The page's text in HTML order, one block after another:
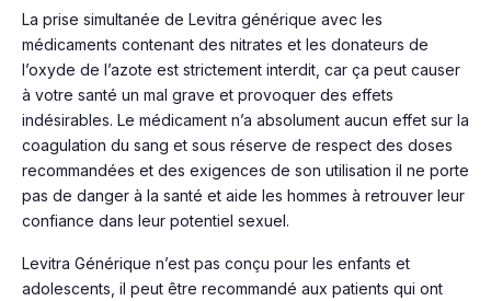
La prise simultanée de Levitra générique avec les
médicaments contenant des nitrates et les donateurs de
l’oxyde de l’azote est strictement interdit, car ça peut causer
à votre santé un mal grave et provoquer des effets
indésirables. Le médicament n’a absolument aucun effet sur la
coagulation du sang et sous réserve de respect des doses
recommandées et des exigences de son utilisation il ne porte
pas de danger à la santé et aide les hommes à retrouver leur
confiance dans leur potentiel sexuel.
Levitra Générique n’est pas conçu pour les enfants et
adolescents, il peut être recommandé aux patients qui ont